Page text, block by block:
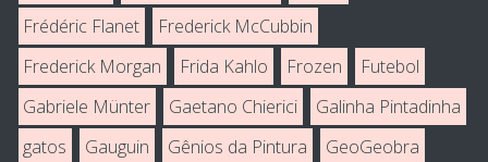
Frédéric Flanet
Frederick McCubbin
Frederick Morgan
Frida Kahlo Frozen
Futebol
Gabriele Münter
Gaetano Chierici
Galinha Pintadinha
gatos
Gauguin Gênios da Pintura
GeoGeobra